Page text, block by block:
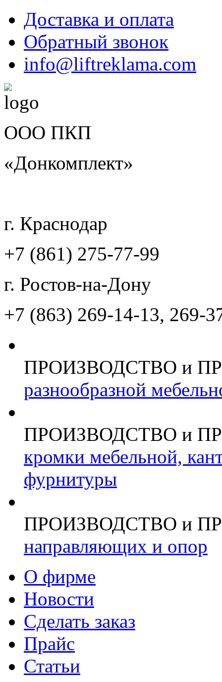
Доставка и оплата
Обратный звонок
info@liftreklama.com
ООО ПКП
«Донкомплект»
г. Краснодар
+7 (861) 275-77-99
г. Ростов-на-Дону
+7 (863) 269-14-13, 269-
ПРОИЗВОДСТВО и
разнообразной
ПРОИЗВОДСТВО и
кромки мебельной,
фурнитуры
ПРОИЗВОДСТВО и
направляющих и опор
О фирме
Новости
Сделать заказ
Прайс
Статьи